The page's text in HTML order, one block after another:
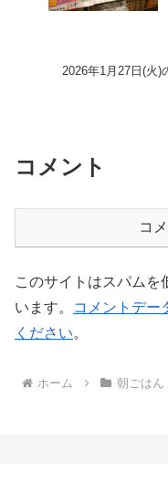
2026年1月27日(火)
コメント
コ
このサイトはスパムを
います。
コメントデー
ください。
ホーム 朝ごはん